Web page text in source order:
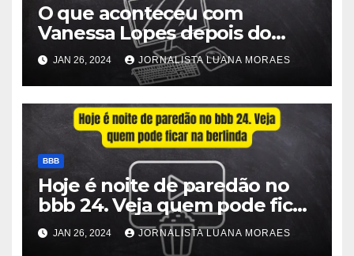
O que aconteceu com
Vanessa Lopes depois do
BBB?
JAN 26, 2024 JORNALISTA LUANA MORAES
BBB
Hoje é noite de paredão no
bbb 24. Veja quem pode ficar
na berlinda
JAN 26, 2024 JORNALISTA LUANA MORAES